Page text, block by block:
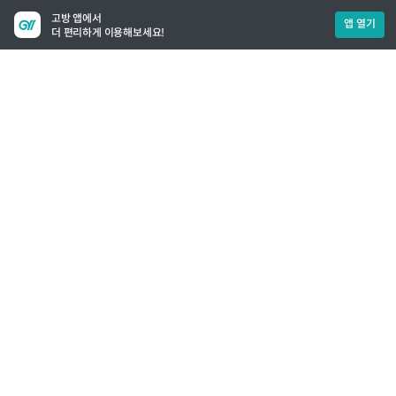
고방 앱에서
더 편리하게 이용해보세요!
앱 열기